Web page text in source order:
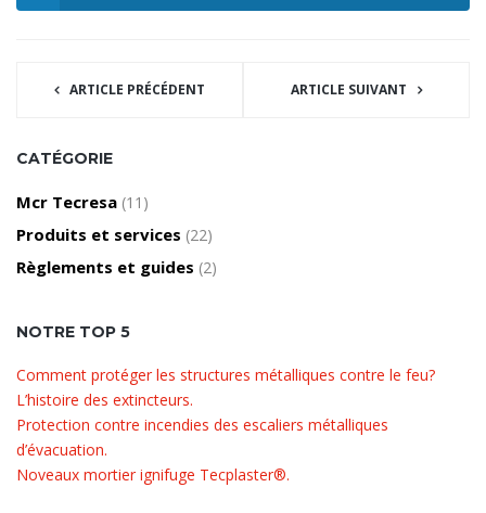
ARTICLE PRÉCÉDENT ARTICLE SUIVANT
CATÉGORIE
Mcr Tecresa (11)
Produits et services (22)
Règlements et guides (2)
NOTRE TOP 5
Comment protéger les structures métalliques contre le feu?
L’histoire des extincteurs.
Protection contre incendies des escaliers métalliques
d’évacuation.
Noveaux mortier ignifuge Tecplaster®.